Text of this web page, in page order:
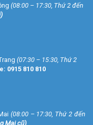
(08:00 – 17:30, Thứ 2 đến
(07:30 – 15:30, Thứ 2
0915 810 810
(08:00 – 17:30, Thứ 2 đến
Mai cũ)